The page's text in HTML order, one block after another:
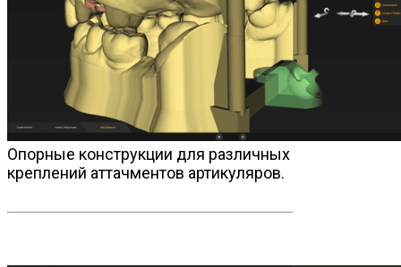
Опорные конструкции для различных
креплений аттачментов артикуляров.